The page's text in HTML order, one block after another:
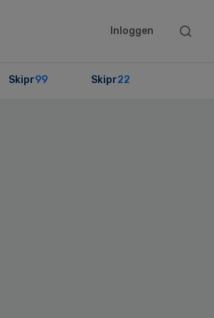
Inloggen
Search
Skipr99 Skipr22